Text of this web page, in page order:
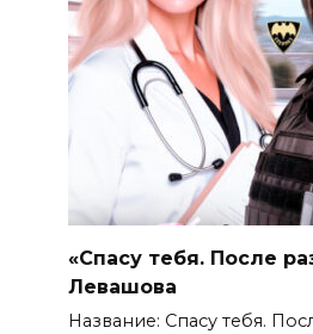
«Спасу тебя. После
Левашова
Название: Спасу тебя.